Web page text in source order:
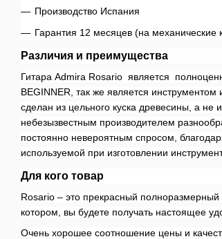
Производство Испания
Гарантия 12 месяцев (на механические
Различия и преимущества
Гитара Admira Rosario является
BEGINNER, так же является инструментом
сделан из цельного куска древесины, а не
небезызвестным производителем
постоянно невероятным спросом,
используемой при изготовлении
Для кого товар
Rosario – это прекрасный полноразмерный
котором, вы будете получать настоящее
Очень хорошее соотношение цены и